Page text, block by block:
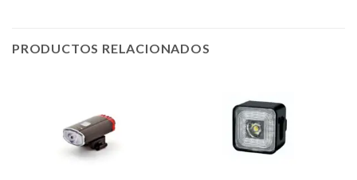
PRODUCTOS RELACIONADOS